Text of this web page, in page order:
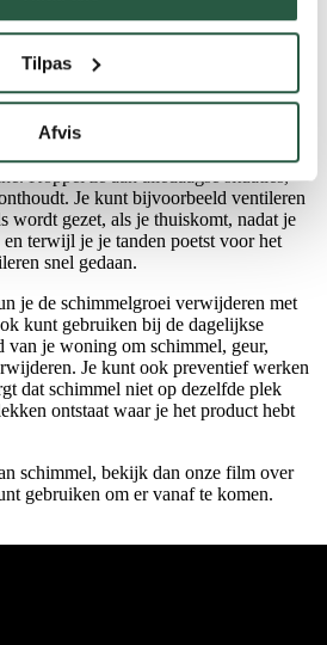
Tilpas
Afvis
Dit maakt het gemakkelijker om
en schoon te houden, en om te zien of
Koppel ze aan alledaagse situaties,
Je kunt bijvoorbeeld ventileren
wordt gezet, als je thuiskomt, nadat je
terwijl je je tanden poetst voor het
snel gedaan.
je de schimmelgroei verwijderen met
kunt gebruiken bij de dagelijkse
van je woning om schimmel, geur,
Je kunt ook preventief werken
dat schimmel niet op dezelfde plek
ontstaat waar je het product hebt
schimmel, bekijk dan onze film over
gebruiken om er vanaf te komen.